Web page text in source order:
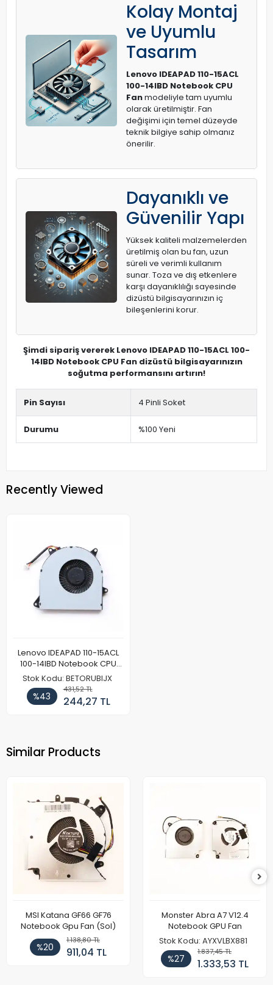
Kolay Montaj
ve Uyumlu
Tasarım
Lenovo IDEAPAD 110-15ACL
100-14IBD Notebook CPU
Fanmodeliyle tam uyumlu
olarak üretilmiştir. Fan
değişimi için temel düzeyde
teknik bilgiye sahip olmanız
önerilir.
Dayanıklı ve
Güvenilir Yapı
Yüksek kaliteli malzemelerden
üretilmiş olan bu fan, uzun
süreli ve verimli kullanım
sunar. Toza ve dış etkenlere
karşı dayanıklılığı sayesinde
dizüstü bilgisayarınızın iç
bileşenlerini korur.
Şimdi sipariş vererek Lenovo IDEAPAD 110-15ACL 100-
14IBD Notebook CPU Fan dizüstü bilgisayarınızın
soğutma performansını artırın!
Pin Sayısı 4 Pinli Soket
Durumu %100 Yeni
Recently Viewed
Lenovo IDEAPAD 110-15ACL
100-14IBD Notebook CPU
Fan
Stok Kodu: BETORUBIJX
%43
431,52 TL
244,27 TL
Similar Products
MSI Katana GF66 GF76
Notebook Gpu Fan (Sol)
%20
1.138,80 TL
911,04 TL
Monster Abra A7 V12.4
Notebook GPU Fan
Stok Kodu: AYXVLBX881
%27
1.837,45 TL
1.333,53 TL